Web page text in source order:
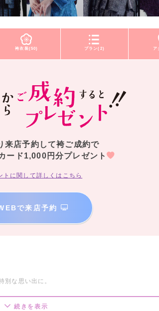
袴衣装(50) プラン(2) ア
来店予約して袴ご成約で
ード1,000円分プレゼント
に関して詳しくはこちら
で来店予約
別な思い出に。
続きを表示